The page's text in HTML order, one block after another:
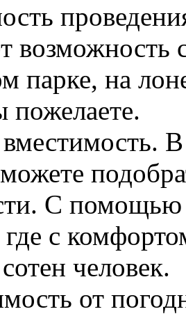
возможность
парке, на
пожелаете.
С помощью
с
человек.
от